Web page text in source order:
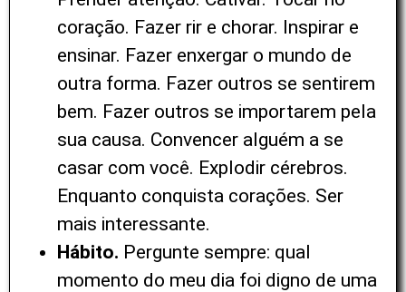
coração. Fazer rir e chorar. Inspirar e
ensinar. Fazer enxergar o mundo de
outra forma. Fazer outros se sentirem
bem. Fazer outros se importarem pela
sua causa. Convencer alguém a se
casar com você. Explodir cérebros.
Enquanto conquista corações. Ser
mais interessante.
Hábito. Pergunte sempre: qual
momento do meu dia foi digno de uma